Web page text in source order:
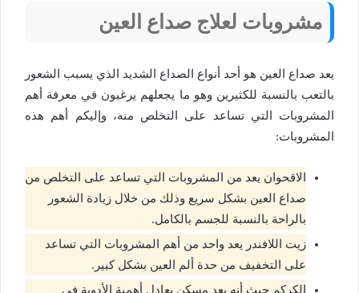
مشروبات لعلاج صداع العين
يعد صداع العين هو أحد أنواع الصداع الشديد الذي يسبب الشعور
بالتعب بالنسبة للكثيرين وهو ما يجعلهم يرغبون في معرفة أهم
المشروبات التي تساعد على التخلص منه، وإليكم أهم هذه
المشروبات:
الاقحوان يعد من المشروبات التي تساعد على التخلص من
صداع العين بشكل سريع وذلك من خلال زيادة الشعور
بالراحة بالنسبة للجسم بالكامل.
زيت اللافندر يعد واحد من أهم المشروبات التي تساعد
على التخفيف من حدة ألم العين بشكل كبير.
الكركم حيث أنه يعد مسكن يعادل أهمية الأدوية في